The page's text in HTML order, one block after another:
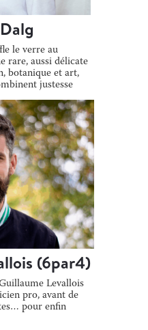
le verre au
rare, aussi délicate
botanique et art,
justesse
(6par4)
Levallois
pro, avant de
pour enfin